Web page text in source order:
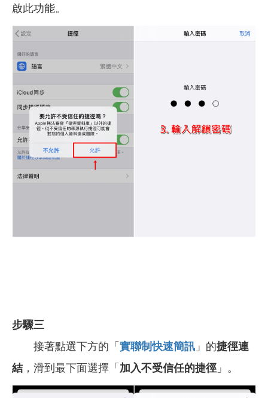
啟此功能。
步驟三
接著點選下方的「 實聯制快速簡訊 」的捷徑連
結 ，滑到最下面選擇「 加入不受信任的捷徑 」。